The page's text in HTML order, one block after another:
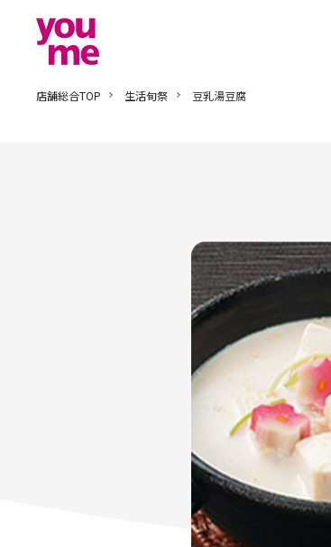
店舗総合TOP 生活旬祭 豆乳湯豆腐